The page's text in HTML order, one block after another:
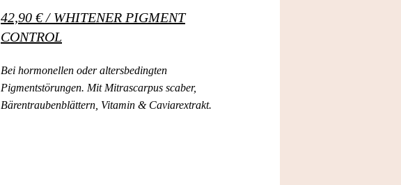
42,90 € / WHITENER PIGMENT
CONTROL
Bei hormonellen oder altersbedingten
Pigmentstörungen. Mit Mitrascarpus scaber,
Bärentraubenblättern, Vitamin & Caviarextrakt.